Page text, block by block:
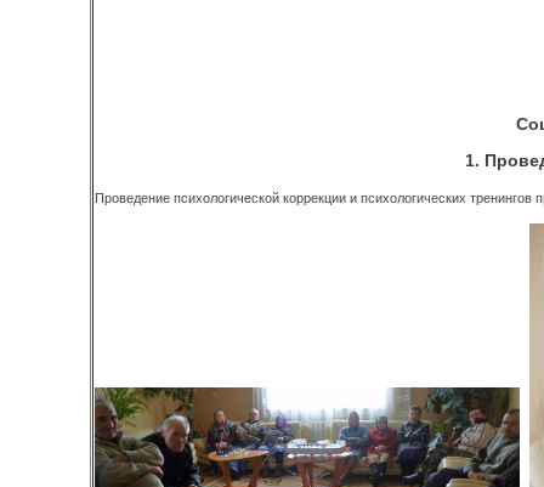
1.
Проведение психологической коррекции и психологических